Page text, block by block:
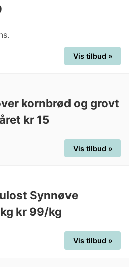
Vis tilbud »
kornbrød og grovt
kr 15
Vis tilbud »
Synnøve
kr 99/kg
Vis tilbud »